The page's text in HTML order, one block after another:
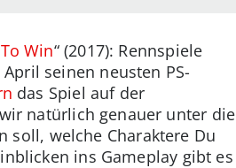
Win“ (2017): Rennspiele
seinen neusten PS-
das Spiel auf der
natürlich genauer unter die
soll, welche Charaktere Du
ins Gameplay gibt es